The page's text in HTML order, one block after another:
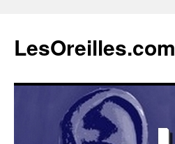
contenu
LesOreilles.com